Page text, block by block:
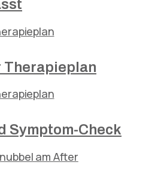
Therapieplan
Symptom-Check